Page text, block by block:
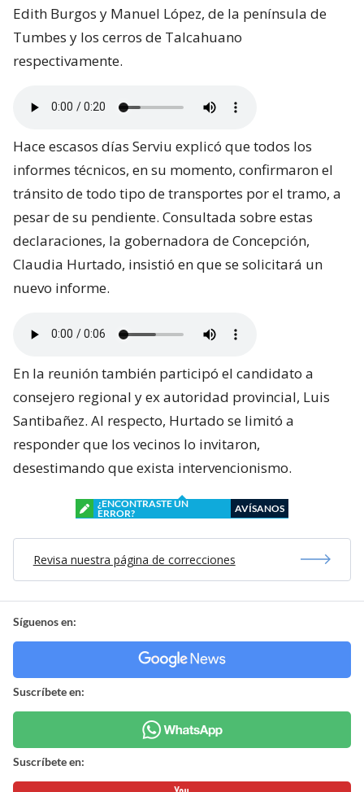
Edith Burgos y Manuel López, de la península de
Tumbes y los cerros de Talcahuano
respectivamente.
Hace escasos días Serviu explicó que todos los
informes técnicos, en su momento, confirmaron el
tránsito de todo tipo de transportes por el tramo, a
pesar de su pendiente. Consultada sobre estas
declaraciones, la gobernadora de Concepción,
Claudia Hurtado, insistió en que se solicitará un
nuevo informe.
En la reunión también participó el candidato a
consejero regional y ex autoridad provincial, Luis
Santibañez. Al respecto, Hurtado se limitó a
responder que los vecinos lo invitaron,
desestimando que exista intervencionismo.
¿ENCONTRASTE UN
ERROR?
AVÍSANOS
Revisa nuestra página de correcciones
Síguenos en:
Suscríbete en:
Suscríbete en: